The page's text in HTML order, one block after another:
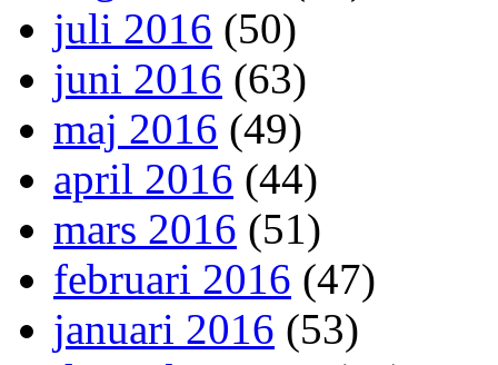
juli 2016 (50)
juni 2016 (63)
maj 2016 (49)
april 2016 (44)
mars 2016 (51)
februari 2016 (47)
januari 2016 (53)